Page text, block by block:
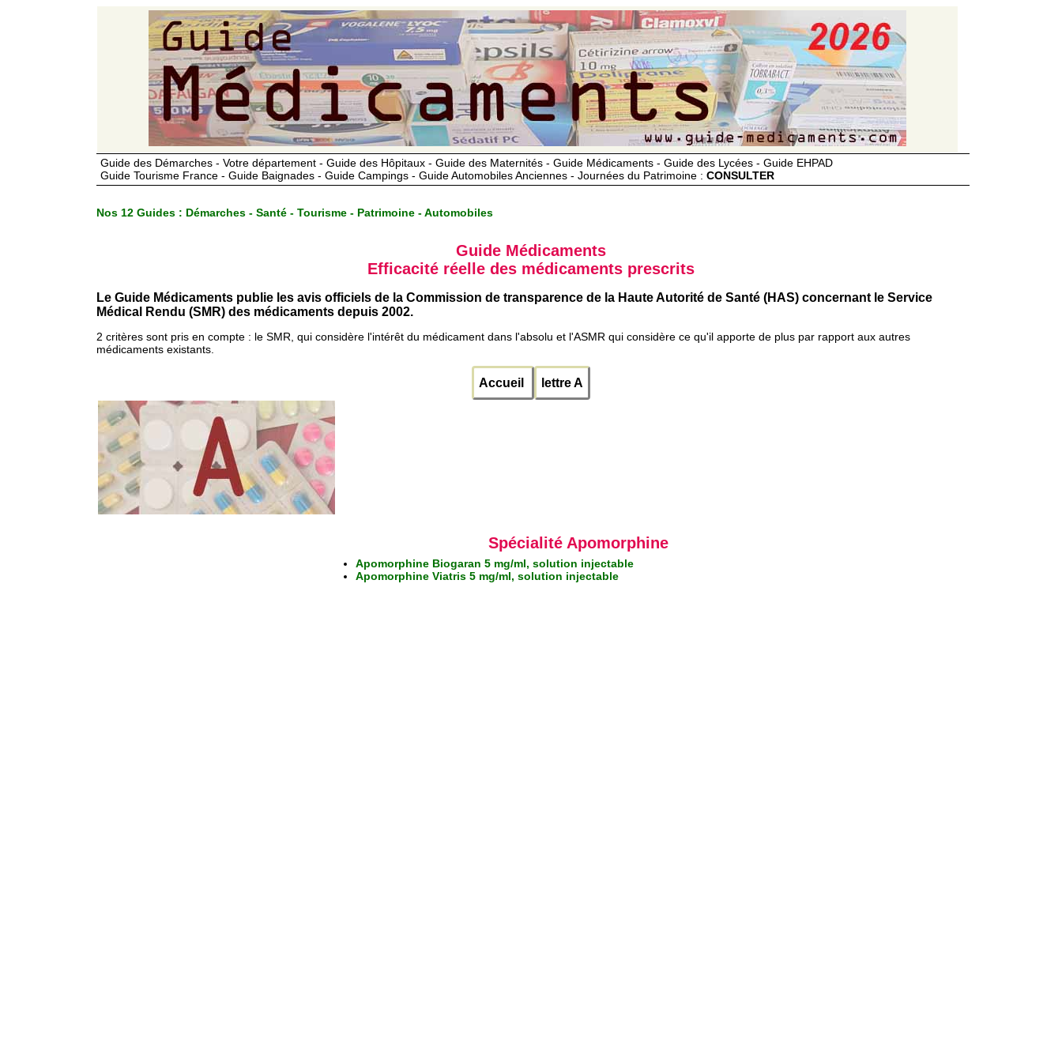
Guide des Démarches - Votre département - Guide des Hôpitaux - Guide des Maternités - Guide Médicaments - Guide des Lycées - Guide EHPAD
Guide Tourisme France - Guide Baignades - Guide Campings - Guide Automobiles Anciennes - Journées du Patrimoine : CONSULTER
Nos 12 Guides : Démarches - Santé - Tourisme - Patrimoine - Automobiles
Guide Médicaments
Efficacité réelle des médicaments prescrits
Le Guide Médicaments publie les avis officiels de la Commission de transparence de la Haute Autorité de Santé (HAS) concernant le Service
Médical Rendu (SMR) des médicaments depuis 2002.
2 critères sont pris en compte : le SMR, qui considère l'intérêt du médicament dans l'absolu et l'ASMR qui considère ce qu'il apporte de plus par rapport aux autres
médicaments existants.
Accueil lettre A
Spécialité Apomorphine
Apomorphine Biogaran 5 mg/ml, solution injectable
Apomorphine Viatris 5 mg/ml, solution injectable